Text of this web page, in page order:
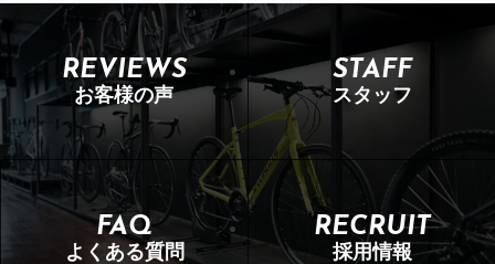
REVIEWS
お客様の声
STAFF
スタッフ
FAQ
よくある質問
RECRUIT
採用情報